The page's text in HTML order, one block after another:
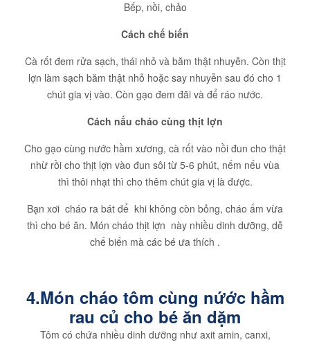
Bếp, nồi, chảo
Cách chế biến
Cà rốt đem rửa sạch, thái nhỏ và băm thật nhuyễn. Còn thịt
lợn làm sạch băm thật nhỏ hoặc say nhuyễn sau đó cho 1
chút gia vị vào. Còn gạo đem đãi và để ráo nước.
Cách nấu cháo cùng thịt lợn
Cho gạo cùng nước hầm xương, cà rốt vào nồi đun cho thật
nhừ rồi cho thịt lợn vào đun sôi từ 5-6 phút, nếm nếu vùa
thì thôi nhạt thì cho thêm chút gia vị là được.
Bạn xơi cháo ra bát để khi không còn bỏng, cháo ấm vừa
thì cho bé ăn. Món cháo thịt lợn này nhiều dinh dưỡng, dễ
chế biến mà các bé ưa thích .
4.Món cháo tôm cùng nứớc hầm
rau củ cho bé ăn dặm
Tôm có chứa nhiều dinh dưỡng như axit amin, canxi,